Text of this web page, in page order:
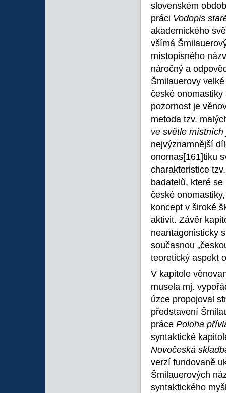
slovenském
práci Vodopis
akademického
všímá
místopisného
náročný a
Šmilauerovy
české
pozornost je
metoda tzv.
ve světle
nejvýznamnější
onomas[161]tiku
charakteristice
badatelů, které
české
koncept v široké
aktivit. Závěr
neantagonisticky
současnou
teoretický aspekt
V kapitole
musela mj.
úzce propojoval
představení
práce Poloha
syntaktické
Novočeská
verzí fundovaně
Šmilauerových
syntaktického